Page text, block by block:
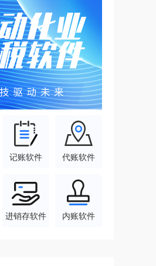
记账软件 代账软件
进销存软件 内账软件